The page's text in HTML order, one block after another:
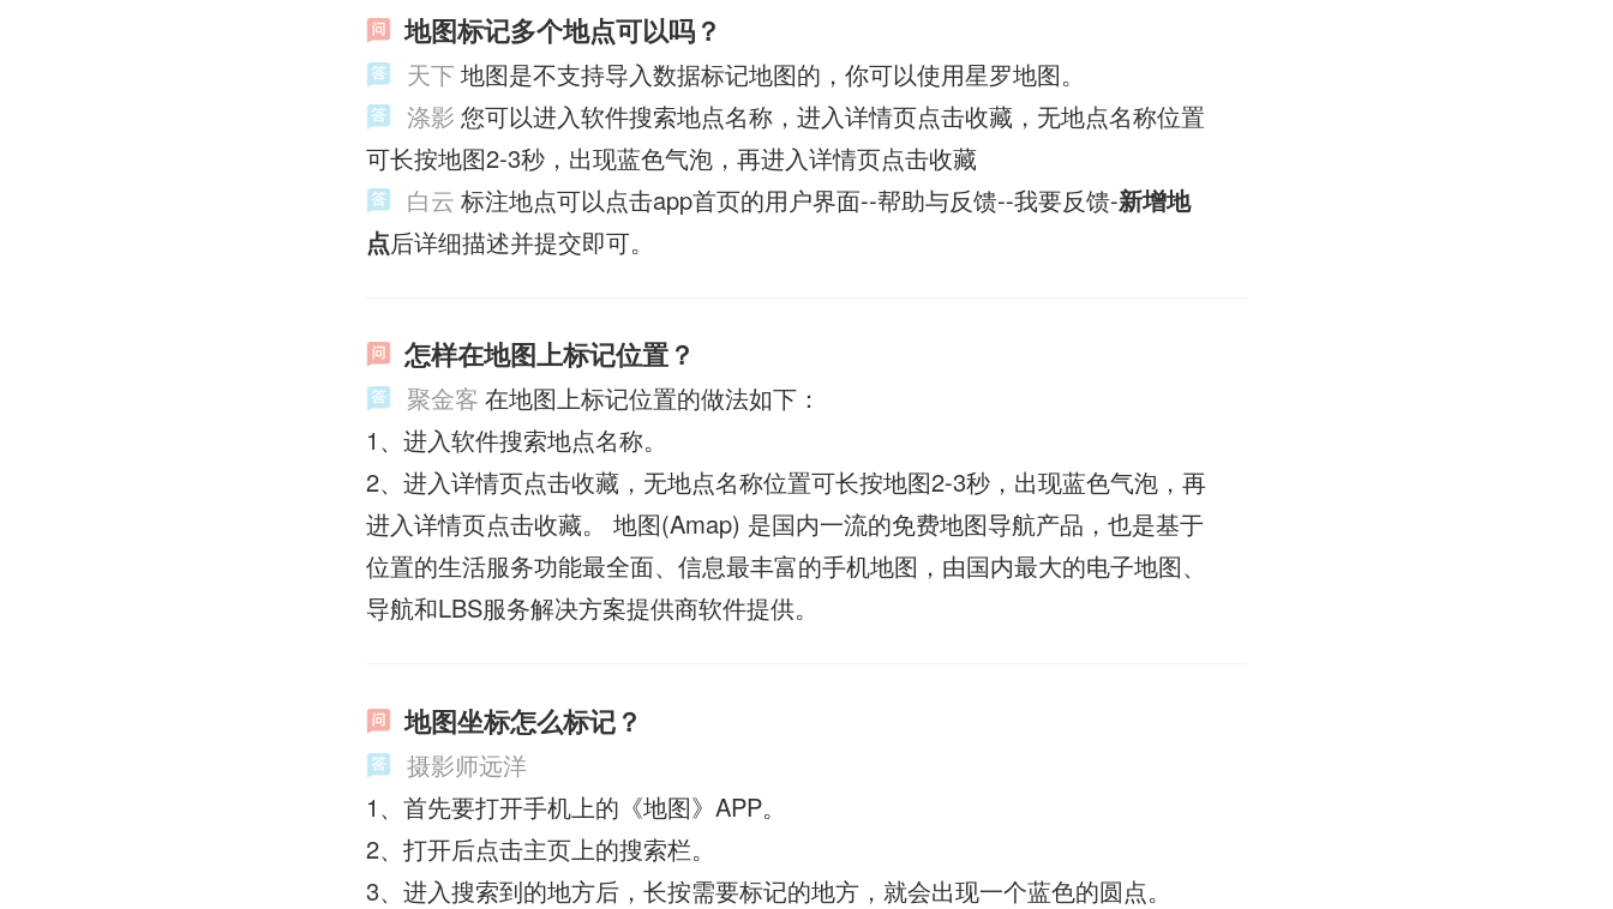
地图标记多个地点可以吗？
天下 地图是不支持导入数据标记地图的，你可以使用星罗地图。
涤影 您可以进入软件搜索地点名称，进入详情页点击收藏，无地点名称位置
可长按地图2-3秒，出现蓝色气泡，再进入详情页点击收藏
白云 标注地点可以点击app首页的用户界面--帮助与反馈--我要反馈-新增地
点后详细描述并提交即可。
怎样在地图上标记位置？
聚金客 在地图上标记位置的做法如下：
1、进入软件搜索地点名称。
2、进入详情页点击收藏，无地点名称位置可长按地图2-3秒，出现蓝色气泡，再
进入详情页点击收藏。 地图(Amap) 是国内一流的免费地图导航产品，也是基于
位置的生活服务功能最全面、信息最丰富的手机地图，由国内最大的电子地图、
导航和LBS服务解决方案提供商软件提供。
地图坐标怎么标记？
摄影师远洋
1、首先要打开手机上的《地图》APP。
2、打开后点击主页上的搜索栏。
3、进入搜索到的地方后，长按需要标记的地方，就会出现一个蓝色的圆点。